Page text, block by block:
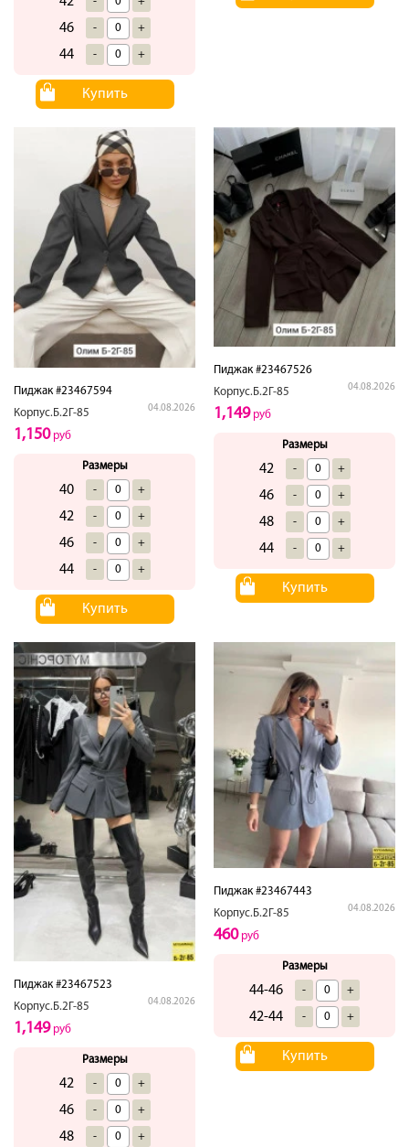
46 - +
44 - +
Купить
Пиджак #23467594
Корпус.Б.2Г-85
04.08.2026
1,150руб
Размеры
40 - +
42 - +
46 - +
44 - +
Купить
Пиджак #23467526
Корпус.Б.2Г-85
04.08.2026
1,149руб
Размеры
42 - +
46 - +
48 - +
44 - +
Купить
Пиджак #23467523
Корпус.Б.2Г-85
04.08.2026
1,149руб
Размеры
42 - +
46 - +
48 - +
Пиджак #23467443
Корпус.Б.2Г-85
04.08.2026
460руб
Размеры
44-46 - +
42-44 - +
Купить